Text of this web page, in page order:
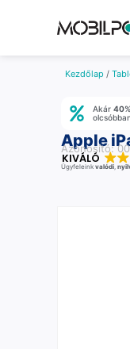
Kezdőlap /
Akár 40%
Apple
Azonosító:
KIVÁLÓ
Ügyfeleink valódi,